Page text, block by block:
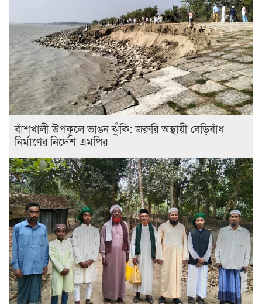
বাঁশখালী উপকূলে ভাঙন ঝুঁকি: জরুরি অস্থায়ী বেড়িবাঁধ
নির্মাণের নির্দেশ এমপির